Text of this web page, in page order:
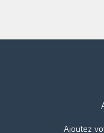
Ajoutez